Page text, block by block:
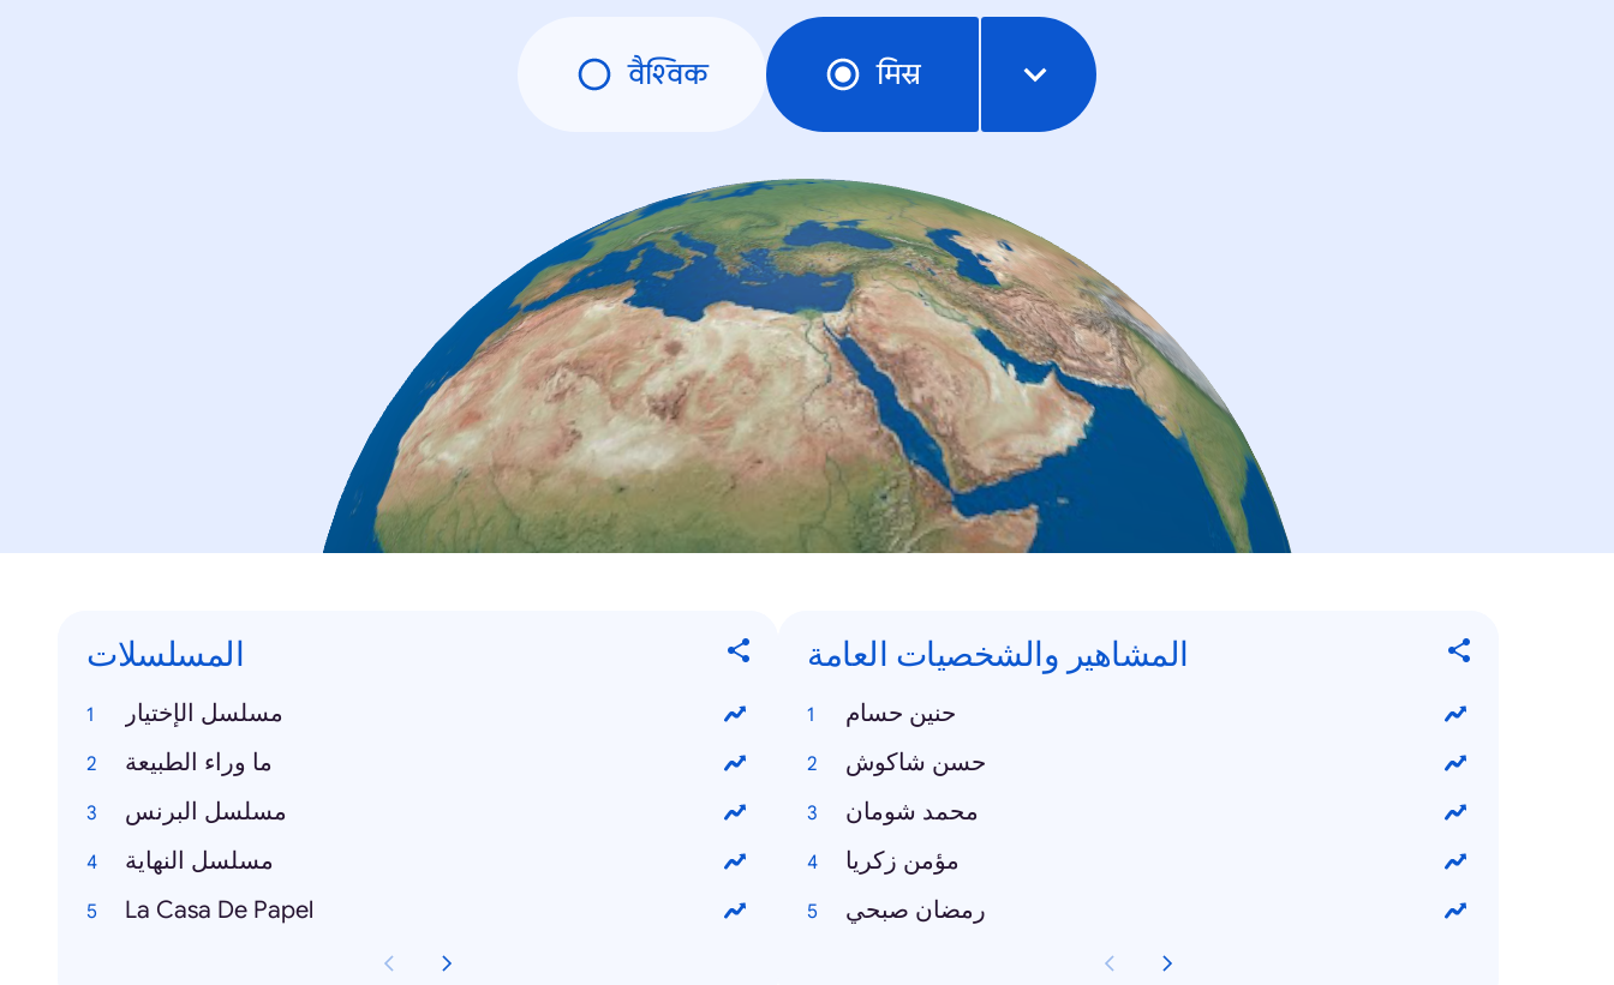
वैश्विक मिस्र
المسلسلات
مسلسل الإختيار
ما وراء الطبيعة
مسلسل البرنس
مسلسل النهاية
La Casa De Papel
المشاهير والشخصيات العامة
حنين حسام
حسن شاكوش
محمد شومان
مؤمن زكريا
رمضان صبحي